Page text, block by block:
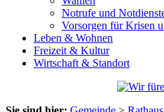
Notrufe und
Vorsorgen für Krisen
Leben & Wohnen
Freizeit & Kultur
Wirtschaft & Standort